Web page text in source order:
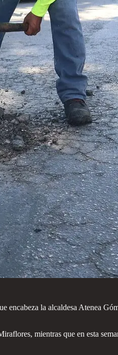
encabeza la alcaldesa Atenea
mientras que en esta